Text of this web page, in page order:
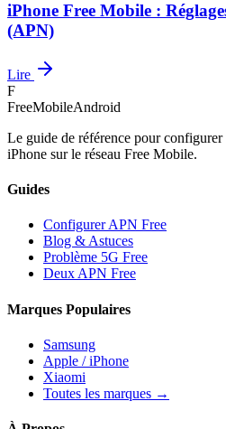
iPhone Free Mobile :
(APN)
Lire
F
FreeMobileAndroid
Le guide de référence pour
iPhone sur le réseau Free Mobile.
Guides
Configurer APN Free
Blog & Astuces
Problème 5G Free
Deux APN Free
Marques Populaires
Samsung
Apple / iPhone
Xiaomi
Toutes les marques →